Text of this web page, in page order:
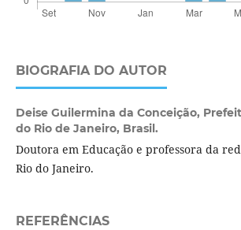
BIOGRAFIA DO AUTOR
Deise Guilermina da Conceição,
do Rio de Janeiro, Brasil.
Doutora em Educação e professora da
Rio do Janeiro.
REFERÊNCIAS